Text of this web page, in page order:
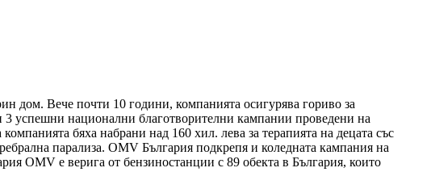
дом. Вече почти 10 години, компанията осигурява гориво за
3 успешни национални благотворителни кампании проведени на
бяха набрани над 160 хил. лева за терапията на децата със
парализа. ОМV България подкрепя и коледната кампания на
OMV е верига от бензиностанции с 89 обекта в България, които